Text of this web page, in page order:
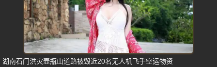
湖南石门洪灾壶瓶山道路被毁近20名无人机飞手空运物资